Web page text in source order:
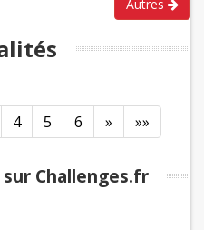
Autres
4 5 6 » »»
Challenges.fr